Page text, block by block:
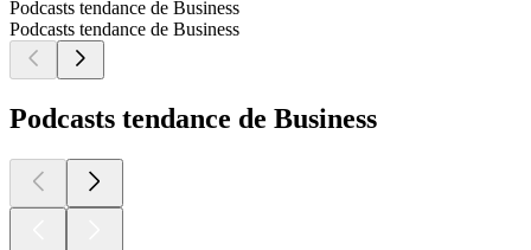
Podcasts tendance de Business
Podcasts tendance de Business
Podcasts tendance de Business